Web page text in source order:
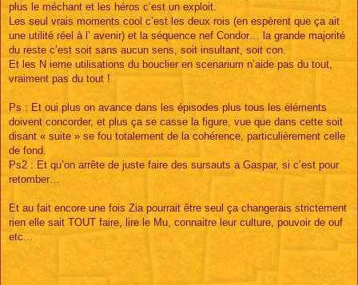
plus le méchant et les héros c’est un exploit.
Les seul vrais moments cool c’est les deux rois (en espèrent que ça ait
une utilité réel à l’ avenir) et la séquence nef Condor… la grande majorité
du reste c’est soit sans aucun sens, soit insultant, soit con.
Et les N ieme utilisations du bouclier en scenarium n’aide pas du tout,
vraiment pas du tout !
Ps : Et oui plus on avance dans les épisodes plus tous les éléments
doivent concorder, et plus ça se casse la figure, vue que dans cette soit
disant « suite » se fou totalement de la cohérence, particulièrement celle
de fond.
Ps2 : Et qu’on arrête de juste faire des sursauts a Gaspar, si c’est pour
retomber…
Et au fait encore une fois Zia pourrait être seul ça changerais strictement
rien elle sait TOUT faire, lire le Mu, connaitre leur culture, pouvoir de ouf
etc...